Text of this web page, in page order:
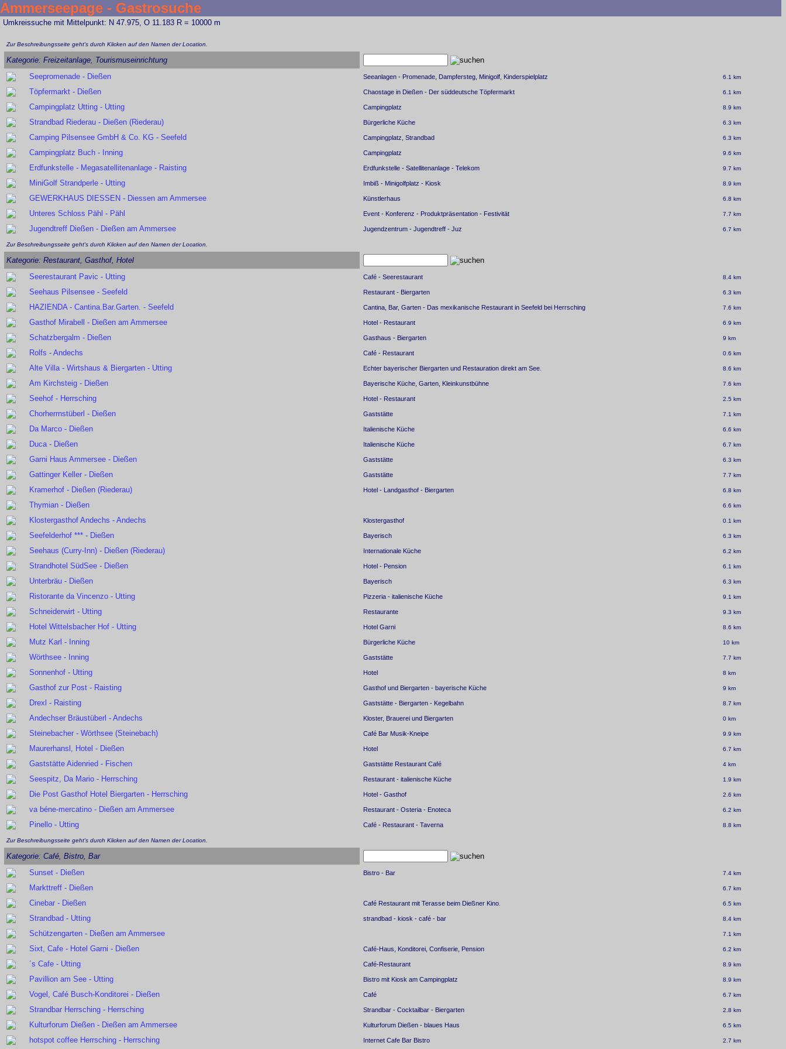
Ammerseepage - Gastrosuche
Umkreissuche mit Mittelpunkt: N 47.975, O 11.183 R = 10000 m
Zur Beschreibungsseite geht's durch Klicken auf den Namen der Location.
Kategorie: Freizeitanlage, Tourismuseinrichtung
Seepromenade - Dießen
Seeanlagen - Promenade, Dampfersteg, Minigolf, Kinderspielplatz 6.1 km
Töpfermarkt - Dießen Chaostage in Dießen - Der süddeutsche Töpfermarkt 6.1 km
Campingplatz Utting - Utting Campingplatz 8.9 km
Strandbad Riederau - Dießen (Riederau) Bürgerliche Küche 6.3 km
Camping Pilsensee GmbH & Co. KG - Seefeld Campingplatz, Strandbad 6.3 km
Campingplatz Buch - Inning Campingplatz 9.6 km
Erdfunkstelle - Megasatellitenanlage - Raisting Erdfunkstelle - Satellitenanlage - Telekom 9.7 km
MiniGolf Strandperle - Utting Imbiß - Minigolfplatz - Kiosk 8.9 km
GEWERKHAUS DIESSEN - Diessen am Ammersee Künstlerhaus 6.8 km
Unteres Schloss Pähl - Pähl Event - Konferenz - Produktpräsentation - Festivität 7.7 km
Jugendtreff Dießen - Dießen am Ammersee Jugendzentrum - Jugendtreff - Juz 6.7 km
Zur Beschreibungsseite geht's durch Klicken auf den Namen der Location.
Kategorie: Restaurant, Gasthof, Hotel
Seerestaurant Pavic - Utting
Café - Seerestaurant 8.4 km
Seehaus Pilsensee - Seefeld Restaurant - Biergarten 6.3 km
HAZIENDA - Cantina.Bar.Garten. - Seefeld Cantina, Bar, Garten - Das mexikanische Restaurant in Seefeld bei Herrsching 7.6 km
Gasthof Mirabell - Dießen am Ammersee Hotel - Restaurant 6.9 km
Schatzbergalm - Dießen Gasthaus - Biergarten 9 km
Rolfs - Andechs Café - Restaurant 0.6 km
Alte Villa - Wirtshaus & Biergarten - Utting Echter bayerischer Biergarten und Restauration direkt am See. 8.6 km
Am Kirchsteig - Dießen Bayerische Küche, Garten, Kleinkunstbühne 7.6 km
Seehof - Herrsching Hotel - Restaurant 2.5 km
Chorherrnstüberl - Dießen Gaststätte 7.1 km
Da Marco - Dießen Italienische Küche 6.6 km
Duca - Dießen Italienische Küche 6.7 km
Garni Haus Ammersee - Dießen Gaststätte 6.3 km
Gattinger Keller - Dießen Gaststätte 7.7 km
Kramerhof - Dießen (Riederau) Hotel - Landgasthof - Biergarten 6.8 km
Thymian - Dießen 6.6 km
Klostergasthof Andechs - Andechs Klostergasthof 0.1 km
Seefelderhof *** - Dießen Bayerisch 6.3 km
Seehaus (Curry-Inn) - Dießen (Riederau) Internationale Küche 6.2 km
Strandhotel SüdSee - Dießen Hotel - Pension 6.1 km
Unterbräu - Dießen Bayerisch 6.3 km
Ristorante da Vincenzo - Utting Pizzeria - italienische Küche 9.1 km
Schneiderwirt - Utting Restaurante 9.3 km
Hotel Wittelsbacher Hof - Utting Hotel Garni 8.6 km
Mutz Karl - Inning Bürgerliche Küche 10 km
Wörthsee - Inning Gaststätte 7.7 km
Sonnenhof - Utting Hotel 8 km
Gasthof zur Post - Raisting Gasthof und Biergarten - bayerische Küche 9 km
Drexl - Raisting Gaststätte - Biergarten - Kegelbahn 8.7 km
Andechser Bräustüberl - Andechs Kloster, Brauerei und Biergarten 0 km
Steinebacher - Wörthsee (Steinebach) Café Bar Musik-Kneipe 9.9 km
Maurerhansl, Hotel - Dießen Hotel 6.7 km
Gaststätte Aidenried - Fischen Gaststätte Restaurant Café 4 km
Seespitz, Da Mario - Herrsching Restaurant - italienische Küche 1.9 km
Die Post Gasthof Hotel Biergarten - Herrsching Hotel - Gasthof 2.6 km
va béne-mercatino - Dießen am Ammersee Restaurant - Osteria - Enoteca 6.2 km
Pinello - Utting Café - Restaurant - Taverna 8.8 km
Zur Beschreibungsseite geht's durch Klicken auf den Namen der Location.
Kategorie: Café, Bistro, Bar
Sunset - Dießen
Bistro - Bar 7.4 km
Markttreff - Dießen 6.7 km
Cinebar - Dießen Café Restaurant mit Terasse beim Dießner Kino. 6.5 km
Strandbad - Utting strandbad - kiosk - café - bar 8.4 km
Schützengarten - Dießen am Ammersee 7.1 km
Sixt, Cafe - Hotel Garni - Dießen Café-Haus, Konditorei, Confiserie, Pension 6.2 km
´s Cafe - Utting Café-Restaurant 8.9 km
Pavillion am See - Utting Bistro mit Kiosk am Campingplatz 8.9 km
Vogel, Café Busch-Konditorei - Dießen Café 6.7 km
Strandbar Herrsching - Herrsching Strandbar - Cocktailbar - Biergarten 2.8 km
Kulturforum Dießen - Dießen am Ammersee Kulturforum Dießen - blaues Haus 6.5 km
hotspot coffee Herrsching - Herrsching Internet Cafe Bar Bistro 2.7 km